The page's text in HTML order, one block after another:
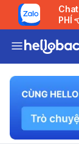
Chat với
PHÍ